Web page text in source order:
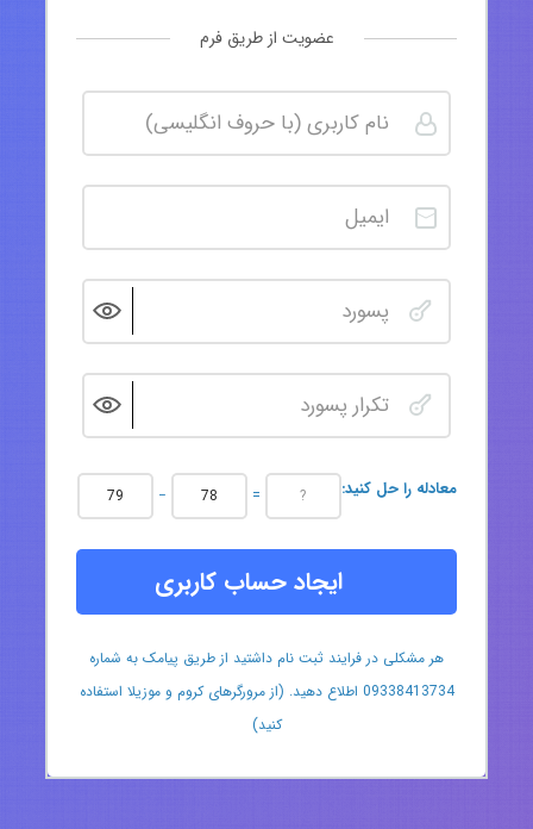
عضویت از طریق فرم
:معادله را حل کنید − =
ایجاد حساب کاربری
هر مشکلی در فرایند ثبت نام داشتید از طریق پیامک به شماره
09338413734 اطلاع دهید. (از مرورگرهای کروم و موزیلا استفاده
کنید)